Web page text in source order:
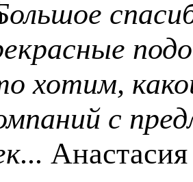
хотим,
с